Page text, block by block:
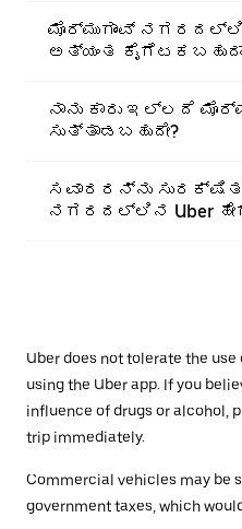
ಮೊರ್ಮುಗಾಂವ್‌
ಅತ್ಯಂತ
ನಾನು ಕಾರು ಇಲ್ಲದೆ
ಸುತ್ತಾಡಬಹುದೇ?
ಸವಾರರನ್ನು
ನಗರದಲ್ಲಿನ Uber
Uber does not tolerate the
using the Uber app. If you
influence of drugs or alcohol,
trip immediately.
Commercial vehicles may be
government taxes, which